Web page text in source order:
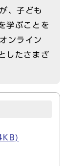
、子ども
学ぶことを
ンライン
したさまざ